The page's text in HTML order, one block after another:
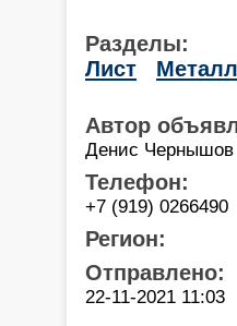
Разделы:
Лист
Автор
Денис Чернышов
Телефон:
+7 (919) 0266490
Регион:
Отправлено:
22-11-2021 11:03